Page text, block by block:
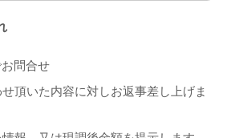
問合せ
頂いた内容に対しお返事差し上げま